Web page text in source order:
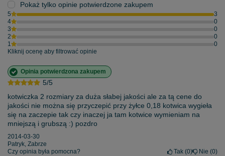
Pokaż tylko opinie potwierdzone zakupem
5
3
4
0
3
0
2
0
1
0
Kliknij ocenę aby filtrować opinie
5/5
Opinia potwierdzona zakupem
kotwiczka 2 rozmiary za duża słabej jakości ale za tą cene do
jakości nie można się przyczepić przy żyłce 0,18 kotwica wygieła
się na zaczepie tak czy inaczej ja tam kotwice wymieniam na
mniejszą i grubszą :) pozdro
2014-03-30
Patryk, Zabrze
Czy opinia była pomocna?
Tak 0 Nie 0